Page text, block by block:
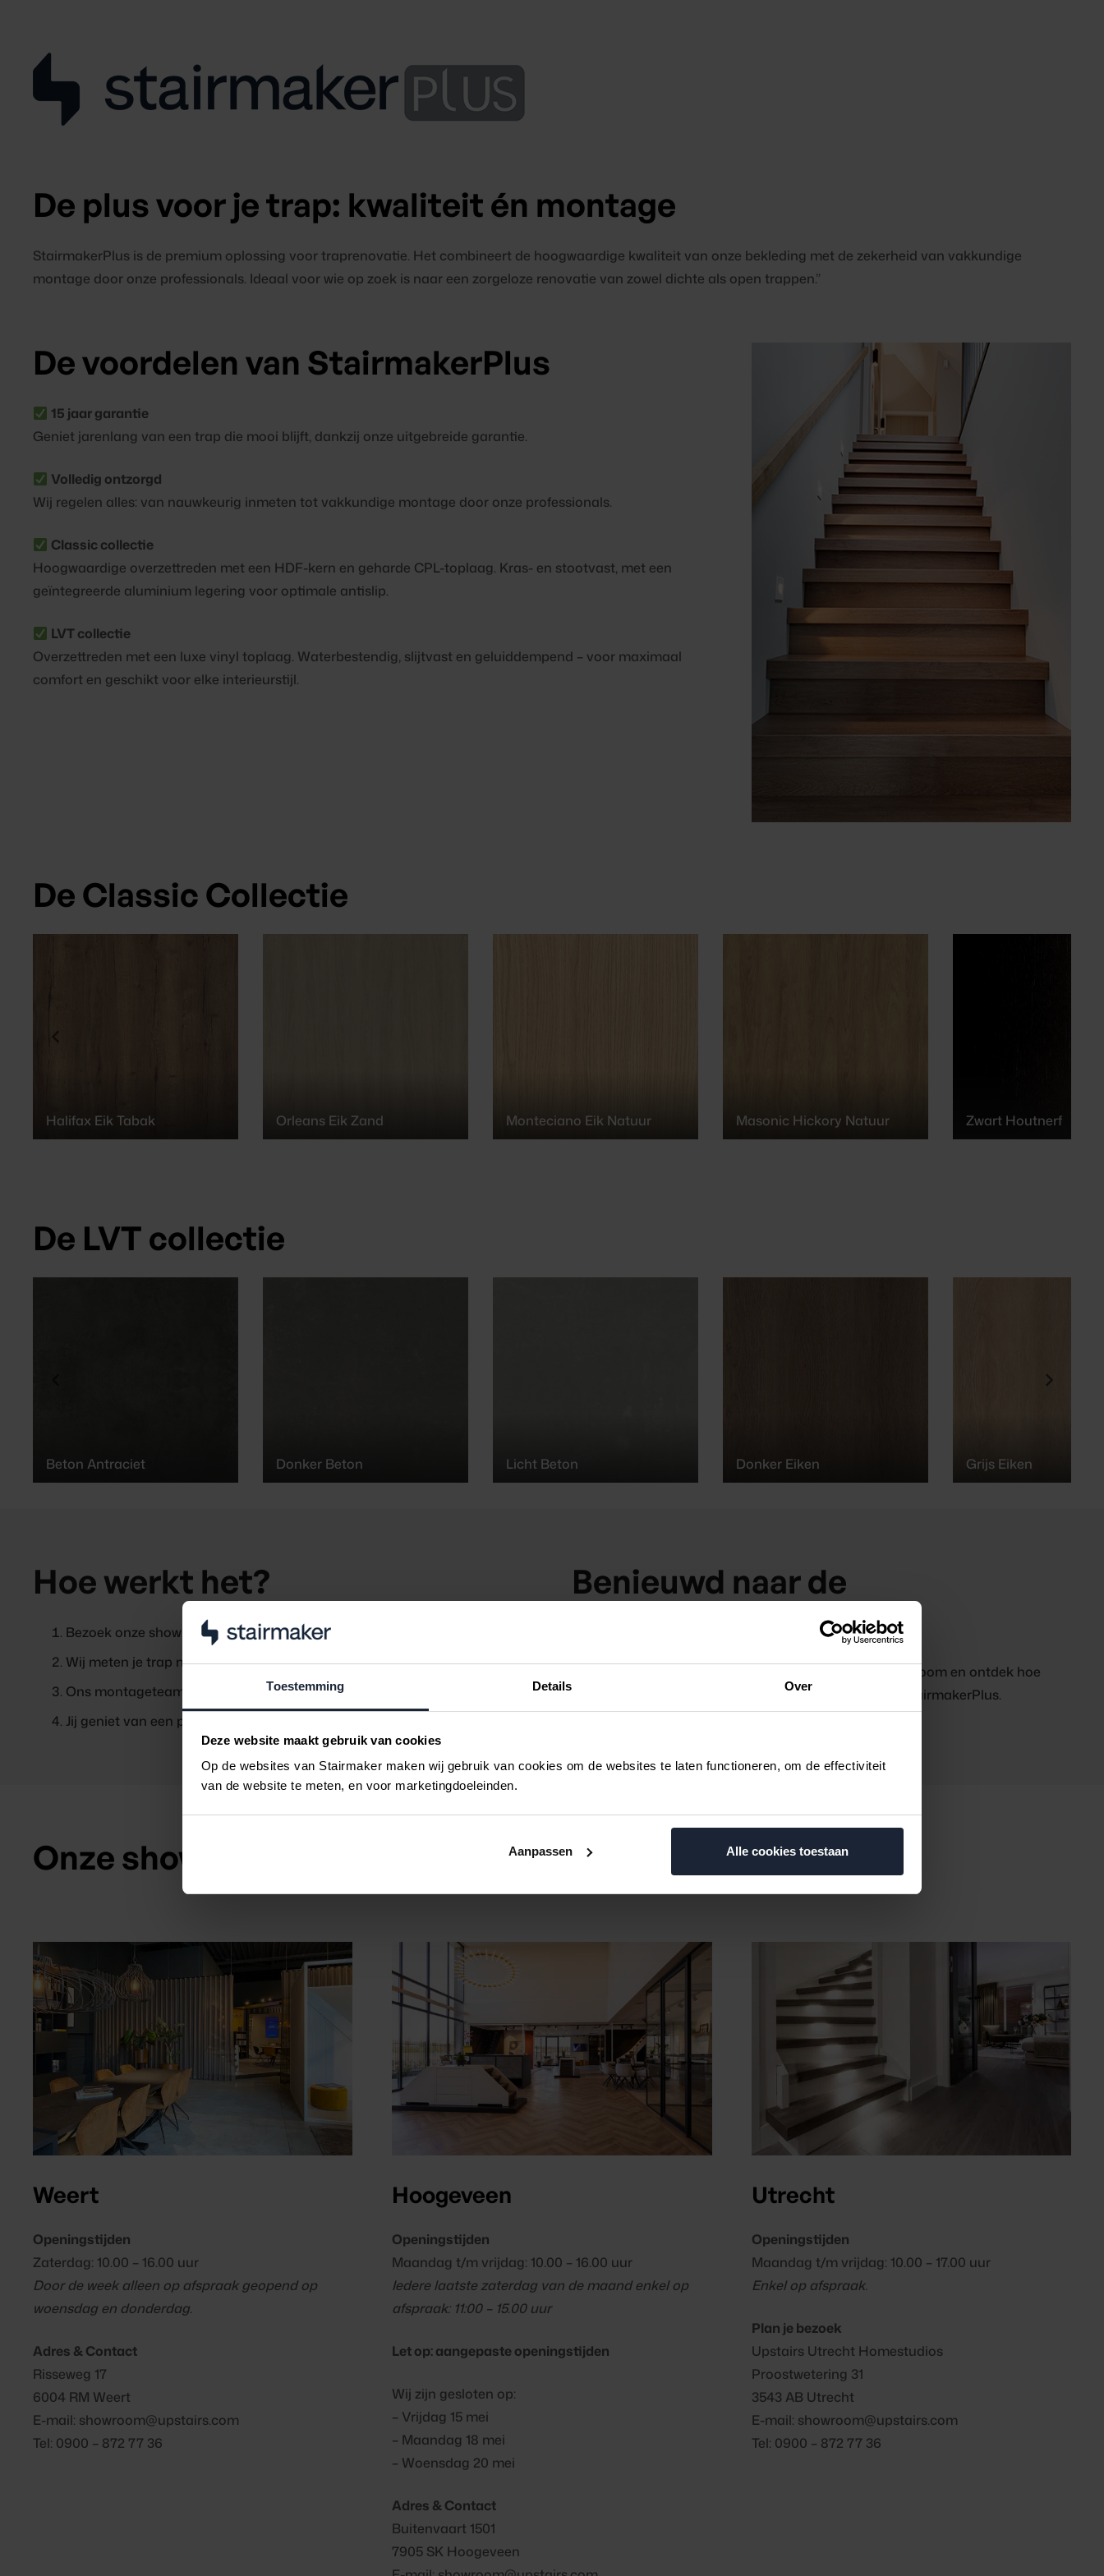
Toestemming Details Over
Deze website maakt gebruik van cookies
Op de websites van Stairmaker maken wij gebruik van cookies om de websites te laten functioneren, om de effectiviteit
van de website te meten, en voor marketingdoeleinden.
Aanpassen Alle cookies toestaan
De plus voor je trap: kwaliteit én montage
StairmakerPlus is de premium oplossing voor traprenovatie. Het combineert de hoogwaardige kwaliteit van onze bekleding met de zekerheid van vakkundige
montage door onze professionals. Ideaal voor wie op zoek is naar een zorgeloze renovatie van zowel dichte als open trappen.”
De voordelen van StairmakerPlus
15 jaar garantie
Geniet jarenlang van een trap die mooi blijft, dankzij onze uitgebreide garantie.
Volledig ontzorgd
Wij regelen alles: van nauwkeurig inmeten tot vakkundige montage door onze professionals.
Classic collectie
Hoogwaardige overzettreden met een HDF-kern en geharde CPL-toplaag. Kras- en stootvast, met een
geïntegreerde aluminium legering voor optimale antislip.
LVT collectie
Overzettreden met een luxe vinyl toplaag. Waterbestendig, slijtvast en geluiddempend – voor maximaal
comfort en geschikt voor elke interieurstijl.
De Classic Collectie
Halifax Eik Tabak Orleans Eik Zand Monteciano Eik Natuur Masonic Hickory Natuur Zwart Houtnerf
De LVT collectie
Beton Antraciet Donker Beton Licht Beton Donker Eiken Grijs Eiken
Hoe werkt het?
Bezoek onze showroom en kies je favoriete decor.
Wij meten je trap nauwkeurig in.
Ons montageteam verzorgt de volledige installatie.
Jij geniet van een prachtig gerenoveerde trap, zonder gedoe.
Benieuwd naar de
mogelijkheden?
Kom spontaan langs of maak een afspraak in de showroom en ontdek hoe
eenvoudig het is om jouw trap te transformeren met StairmakerPlus.
Onze showrooms
Weert
Openingstijden
Zaterdag: 10.00 – 16.00 uur
Door de week alleen op afspraak geopend op
woensdag en donderdag.
Adres & Contact
Risseweg 17
6004 RM Weert
E-mail: showroom@upstairs.com
Tel: 0900 – 872 77 36
Hoogeveen
Openingstijden
Maandag t/m vrijdag: 10.00 – 16.00 uur
Iedere laatste zaterdag van de maand enkel op
afspraak: 11:00 – 15.00 uur
Let op: aangepaste openingstijden
Wij zijn gesloten op:
– Vrijdag 15 mei
– Maandag 18 mei
– Woensdag 20 mei
Adres & Contact
Buitenvaart 1501
7905 SK Hoogeveen
Utrecht
Openingstijden
Maandag t/m vrijdag: 10.00 – 17.00 uur
Enkel op afspraak.
Plan je bezoek
Upstairs Utrecht Homestudios
Proostwetering 31
3543 AB Utrecht
E-mail: showroom@upstairs.com
Tel: 0900 – 872 77 36